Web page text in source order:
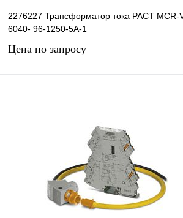
2276227 Трансформатор тока PACT MCR-
6040- 96-1250-5A-1
Цена по запросу
Сравнение
Под заказ